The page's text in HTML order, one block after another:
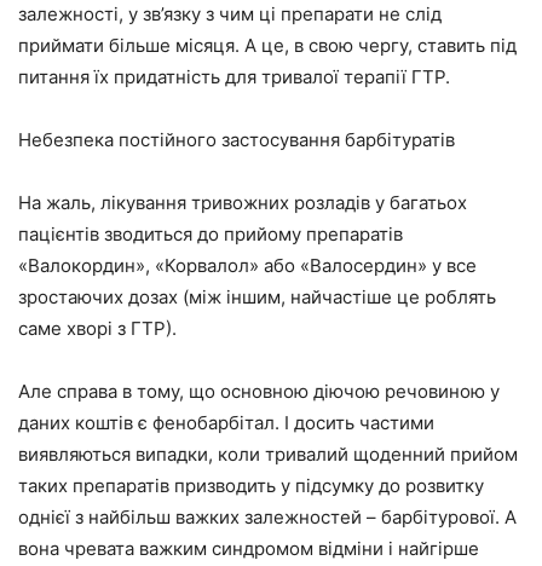
залежності, у зв’язку з чим ці препарати не слід
приймати більше місяця. А це, в свою чергу, ставить під
питання їх придатність для тривалої терапії ГТР.
Небезпека постійного застосування барбітуратів
На жаль, лікування тривожних розладів у багатьох
пацієнтів зводиться до прийому препаратів
«Валокордин», «Корвалол» або «Валосердин» у все
зростаючих дозах (між іншим, найчастіше це роблять
саме хворі з ГТР).
Але справа в тому, що основною діючою речовиною у
даних коштів є фенобарбітал. І досить частими
виявляються випадки, коли тривалий щоденний прийом
таких препаратів призводить у підсумку до розвитку
однієї з найбільш важких залежностей – барбітурової. А
вона чревата важким синдромом відміни і найгірше